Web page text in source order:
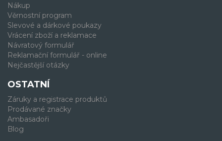
Nákup
Věrnostní program
Slevové a dárkové poukazy
Vrácení zboží a reklamace
Návratový formulář
Reklamační formulář - online
Nejčastější otázky
OSTATNÍ
Záruky a registrace produktů
Prodávané značky
Ambasadoři
Blog